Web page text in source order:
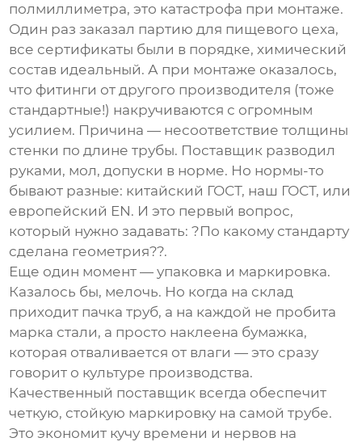
полмиллиметра, это катастрофа при монтаже.
Один раз заказал партию для пищевого цеха,
все сертификаты были в порядке, химический
состав идеальный. А при монтаже оказалось,
что фитинги от другого производителя (тоже
стандартные!) накручиваются с огромным
усилием. Причина — несоответствие толщины
стенки по длине трубы. Поставщик разводил
руками, мол, допуски в норме. Но нормы-то
бывают разные: китайский ГОСТ, наш ГОСТ, или
европейский EN. И это первый вопрос,
который нужно задавать: ?По какому стандарту
сделана геометрия??.
Еще один момент — упаковка и маркировка.
Казалось бы, мелочь. Но когда на склад
приходит пачка труб, а на каждой не пробита
марка стали, а просто наклеена бумажка,
которая отваливается от влаги — это сразу
говорит о культуре производства.
Качественный поставщик всегда обеспечит
четкую, стойкую маркировку на самой трубе.
Это экономит кучу времени и нервов на